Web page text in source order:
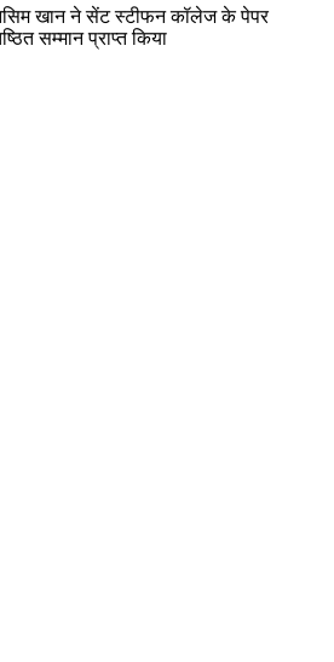
खान ने सेंट स्टीफन कॉलेज के पेपर
सम्मान प्राप्त किया